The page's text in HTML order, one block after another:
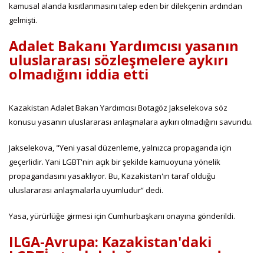
kamusal alanda kısıtlanmasını talep eden bir dilekçenin ardından
gelmişti.
Adalet Bakanı Yardımcısı yasanın
uluslararası sözleşmelere aykırı
olmadığını iddia etti
Kazakistan Adalet Bakan Yardımcısı Botagöz Jakselekova söz
konusu yasanın uluslararası anlaşmalara aykırı olmadığını savundu.
Jakselekova, "Yeni yasal düzenleme, yalnızca propaganda için
geçerlidir. Yani LGBT'nin açık bir şekilde kamuoyuna yönelik
propagandasını yasaklıyor. Bu, Kazakistan'ın taraf olduğu
uluslararası anlaşmalarla uyumludur” dedi.
Yasa, yürürlüğe girmesi için Cumhurbaşkanı onayına gönderildi.
ILGA-Avrupa: Kazakistan'daki